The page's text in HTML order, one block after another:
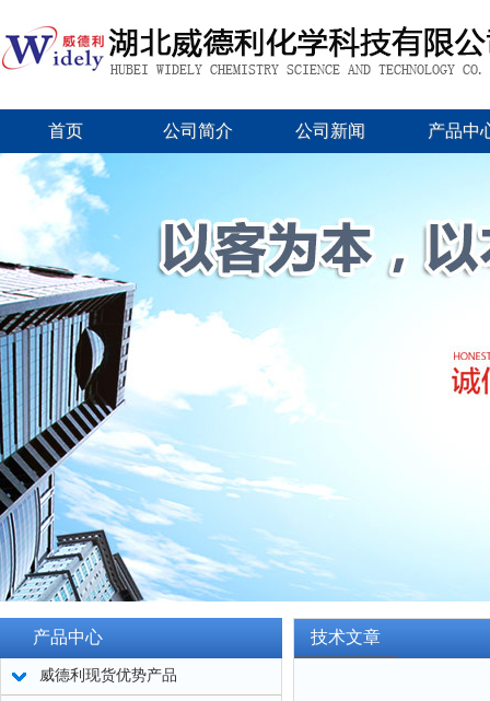
首页 公司简介 公司新闻 产品中
产品中心
威德利现货优势产品
技术文章